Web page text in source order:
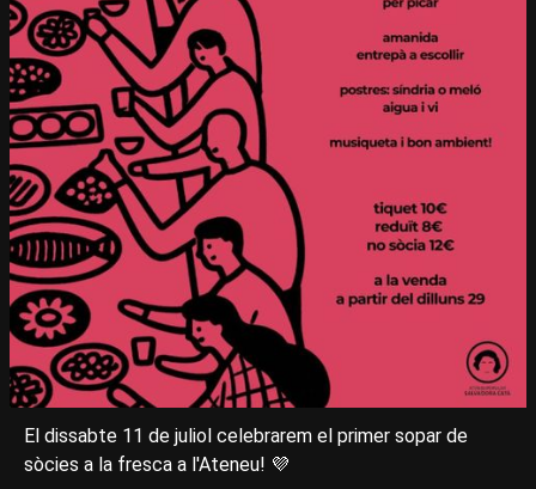
El dissabte 11 de juliol celebrarem el primer sopar de
sòcies a la fresca a l'Ateneu! 💜